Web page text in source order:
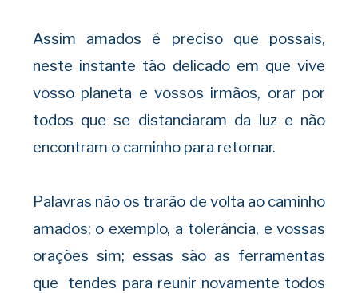
Assim amados é preciso que possais,
neste instante tão delicado em que vive
vosso planeta e vossos irmãos, orar por
todos que se distanciaram da luz e não
encontram o caminho para retornar.
Palavras não os trarão de volta ao caminho
amados; o exemplo, a tolerância, e vossas
orações sim; essas são as ferramentas
que tendes para reunir novamente todos